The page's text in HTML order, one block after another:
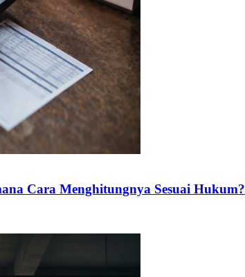
Cara Menghitungnya Sesuai Hukum?